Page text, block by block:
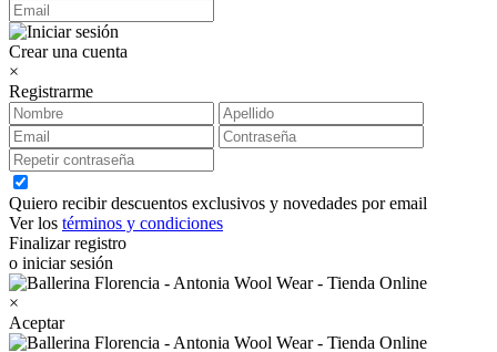
Crear una cuenta
×
Registrarme
Quiero recibir descuentos exclusivos y novedades por email
Ver los términos y condiciones
Finalizar registro
o iniciar sesión
×
Aceptar